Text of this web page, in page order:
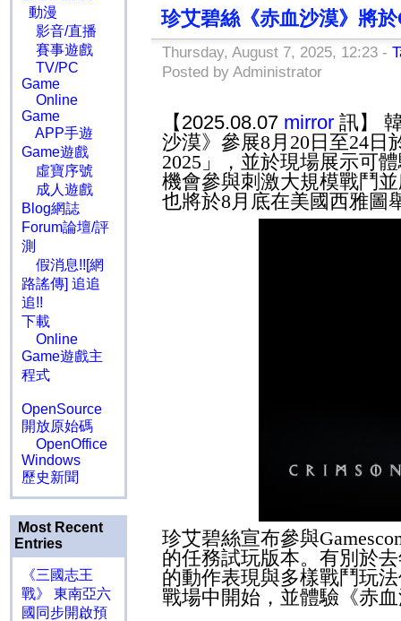
動漫
影音/直播
賽事遊戲
TV/PC
Game
Online
Game
APP手遊
Game遊戲
虛寶序號
成人遊戲
Blog網誌
Forum論壇/評
測
假消息!![網
路謠傳] 追追
追!!
下載
Online
Game遊戲主
程式
OpenSource
開放原始碼
OpenOffice
Windows
歷史新聞
Most Recent
Entries
《三國志王
戰》 東南亞六
國同步開啟預
珍艾碧絲《赤血沙漠》將
Thursday, August 7, 2025, 12:23 -
Posted by Administrator
【2025.08.07 mirror 訊】
沙漠》參展8月 20日至24日
2025 」
，並於現場展示可
機會參與刺激大規模戰鬥
也將於8月底在美國西雅圖
珍艾碧絲宣布參與
的任務試玩版本。有別於
的動作表現與多樣戰鬥玩
戰場中開始，並體驗《赤